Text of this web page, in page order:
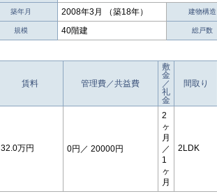
築年月 2008年3月 （築18年） 建物構造
規模 40階建 総戸数
賃料 管理費／共益費
敷
金
／
礼
金
間取り
32.0万円 0円 ／ 20000円
2
ヶ
月
／
1
ヶ
月
2LDK